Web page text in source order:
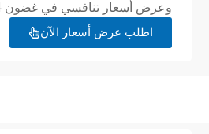
وعرض أسعار تنافسي في غضون 24 ساعة عمل.
اطلب عرض أسعار الآن